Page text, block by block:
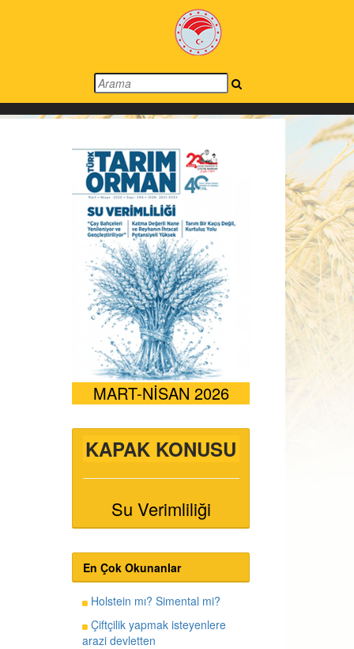
MART-NİSAN 2026
KAPAK KONUSU
Su Verimliliği
En Çok Okunanlar
Holstein mı? Simental mi?
Çiftçilik yapmak isteyenlere
arazi devletten